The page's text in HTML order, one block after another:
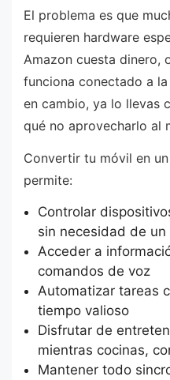
El problema es que
requieren hardware
Amazon cuesta dinero,
funciona conectado a
en cambio, ya lo llevas
qué no aprovecharlo al
Convertir tu móvil en
permite:
Controlar
sin necesidad de
Acceder a
comandos de voz
Automatizar tareas
tiempo valioso
Disfrutar de
mientras cocinas,
Mantener todo